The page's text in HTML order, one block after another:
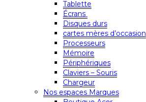
Tablette
Écrans
Disques durs
cartes mères d’occasion
Processeurs
Mémoire
Périphériques
Claviers – Souris
Chargeur
Nos espaces Marques